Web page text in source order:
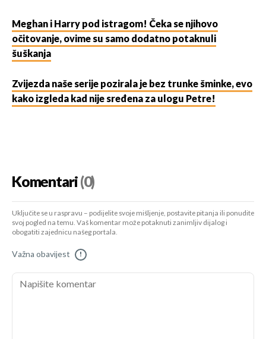
Meghan i Harry pod istragom! Čeka se njihovo
očitovanje, ovime su samo dodatno potaknuli
šuškanja
Zvijezda naše serije pozirala je bez trunke šminke, evo
kako izgleda kad nije sređena za ulogu Petre!
Komentari(0)
Uključite se u raspravu – podijelite svoje mišljenje, postavite pitanja ili ponudite
svoj pogled na temu. Vaš komentar može potaknuti zanimljiv dijalog i
obogatiti zajednicu našeg portala.
Važna obavijest !